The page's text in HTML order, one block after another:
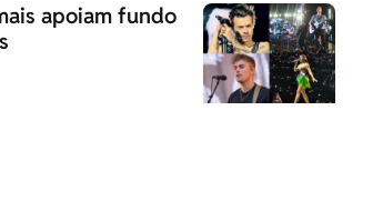
apoiam fundo